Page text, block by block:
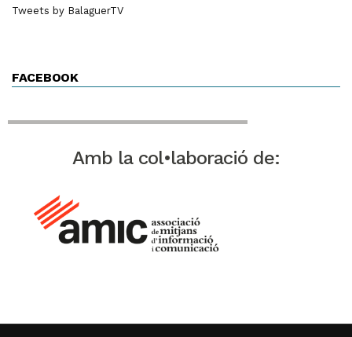
Tweets by BalaguerTV
FACEBOOK
Amb la col•laboració de: